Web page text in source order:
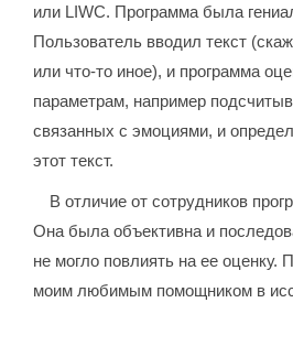
или LIWC. Программа была
Пользователь вводил текст
или что-то иное), и программа
параметрам, например
связанных с эмоциями, и
этот текст.
В отличие от сотрудников
Она была объективна и
не могло повлиять на ее оценку.
моим любимым помощником в